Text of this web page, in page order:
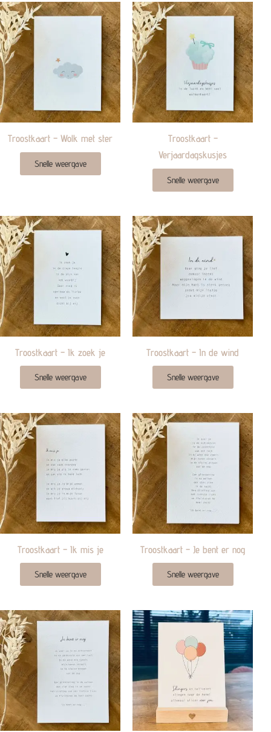
Troostkaart – Wolk met ster
Snelle weergave
Troostkaart –
Verjaardagskusjes
Snelle weergave
Troostkaart – Ik zoek je
Snelle weergave
Troostkaart – In de wind
Snelle weergave
Troostkaart – Ik mis je
Snelle weergave
Troostkaart – Je bent er nog
Snelle weergave